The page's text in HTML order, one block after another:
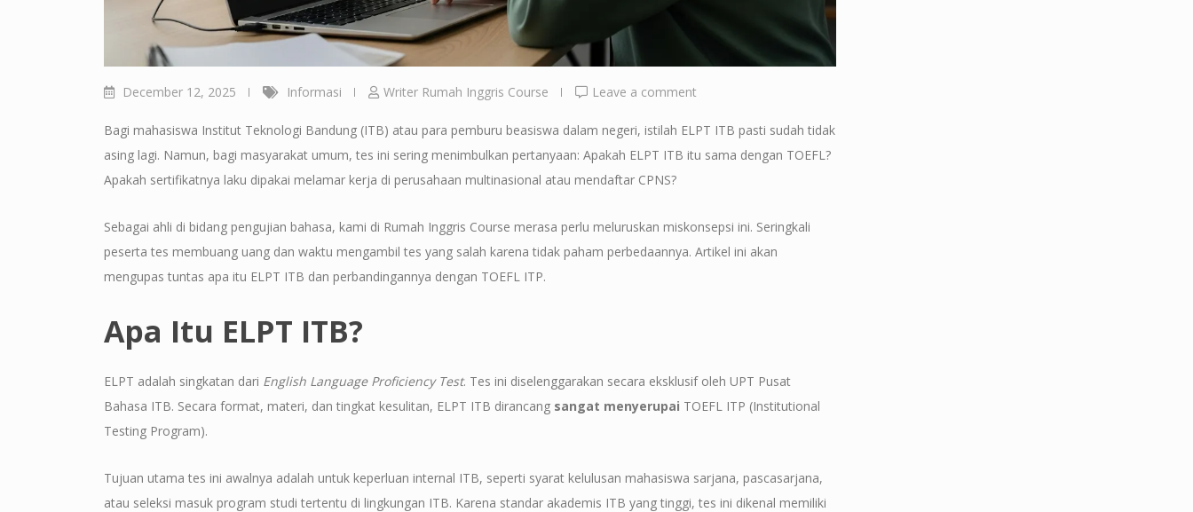
December 12, 2025 Informasi Writer Rumah Inggris Course Leave a comment
Bagi mahasiswa Institut Teknologi Bandung (ITB) atau para pemburu beasiswa dalam negeri, istilah ELPT ITB pasti sudah tidak
asing lagi. Namun, bagi masyarakat umum, tes ini sering menimbulkan pertanyaan: Apakah ELPT ITB itu sama dengan TOEFL?
Apakah sertifikatnya laku dipakai melamar kerja di perusahaan multinasional atau mendaftar CPNS?
Sebagai ahli di bidang pengujian bahasa, kami di Rumah Inggris Course merasa perlu meluruskan miskonsepsi ini. Seringkali
peserta tes membuang uang dan waktu mengambil tes yang salah karena tidak paham perbedaannya. Artikel ini akan
mengupas tuntas apa itu ELPT ITB dan perbandingannya dengan TOEFL ITP.
Apa Itu ELPT ITB?
ELPT adalah singkatan dari English Language Proficiency Test. Tes ini diselenggarakan secara eksklusif oleh UPT Pusat
Bahasa ITB. Secara format, materi, dan tingkat kesulitan, ELPT ITB dirancang sangat menyerupai TOEFL ITP (Institutional
Testing Program).
Tujuan utama tes ini awalnya adalah untuk keperluan internal ITB, seperti syarat kelulusan mahasiswa sarjana, pascasarjana,
atau seleksi masuk program studi tertentu di lingkungan ITB. Karena standar akademis ITB yang tinggi, tes ini dikenal memiliki